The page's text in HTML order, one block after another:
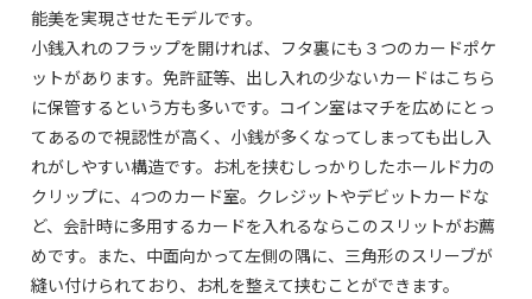
能美を実現させたモデルです。
小銭入れのフラップを開ければ、フタ裏にも３つのカードポケ
ットがあります。免許証等、出し入れの少ないカードはこちら
に保管するという方も多いです。コイン室はマチを広めにとっ
てあるので視認性が高く、小銭が多くなってしまっても出し入
れがしやすい構造です。お札を挟むしっかりしたホールド力の
クリップに、4つのカード室。クレジットやデビットカードな
ど、会計時に多用するカードを入れるならこのスリットがお薦
めです。また、中面向かって左側の隅に、三角形のスリーブが
縫い付けられており、お札を整えて挟むことができます。